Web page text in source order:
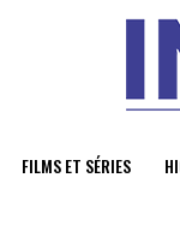
FILMS ET SÉRIES